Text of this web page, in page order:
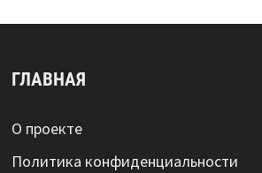
ГЛАВНАЯ
О проекте
Политика конфиденциальности